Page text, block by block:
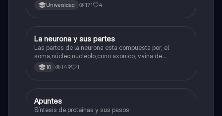
Universidad 171 4
Biologia
La neurona y sus partes
Las partes de la neurona esta compuesta por; el
soma,núcleo,nucléolo,cono axonico, vaina de
mielina,celula schwan,núcleo de schwann,nódulo de
Ranvier,terminal axonico Arborizacion terminal, botón
10 149 1
Biologia
Apuntes
Síntesis de proteínas y sus pasos